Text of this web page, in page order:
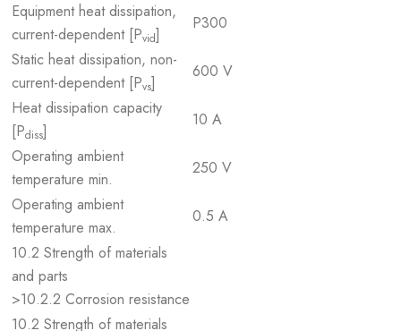
Equipment heat dissipation,
current-dependent [Pvid]
P300
Static heat dissipation, non-
current-dependent [Pvs]
600 V
Heat dissipation capacity
[Pdiss]
10 A
Operating ambient
temperature min.
250 V
Operating ambient
temperature max.
0.5 A
10.2 Strength of materials
and parts
>10.2.2 Corrosion resistance
10.2 Strength of materials